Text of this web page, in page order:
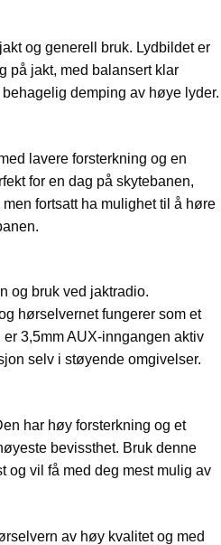
og generell bruk. Lydbildet er
på jakt, med balansert klar
demping av høye lyder.
lavere forsterkning og en
for en dag på skytebanen,
fortsatt ha mulighet til å høre
og bruk ved jaktradio.
hørselvernet fungerer som et
3,5mm AUX-inngangen aktiv
selv i støyende omgivelser.
har høy forsterkning og et
bevissthet. Bruk denne
og vil få med deg mest mulig av
av høy kvalitet og med